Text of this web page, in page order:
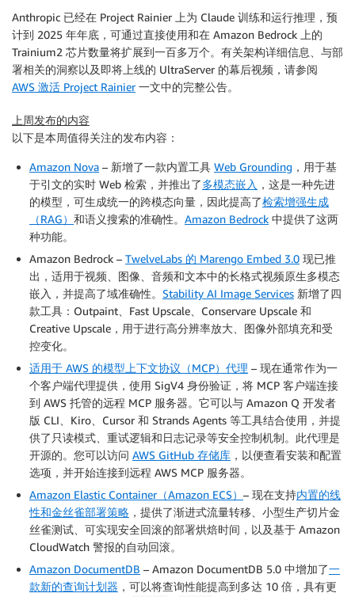
Anthropic 已经在 Project Rainier 上为 Claude 训练和运行推理，预
计到 2025 年年底，可通过直接使用和在 Amazon Bedrock 上的
Trainium2 芯片数量将扩展到一百多万个。有关架构详细信息、与部
署相关的洞察以及即将上线的 UltraServer 的幕后视频，请参阅
AWS 激活 Project Rainier一文中的完整公告。
上周发布的内容
以下是本周值得关注的发布内容：
Amazon Nova – 新增了一款内置工具 Web Grounding ，用于基
于引文的实时 Web 检索，并推出了多模态嵌入 ，这是一种先进
的模型，可生成统一的跨模态向量，因此提高了检索增强生成
（RAG） 和语义搜索的准确性。 Amazon Bedrock 中提供了这两
种功能。
Amazon Bedrock – TwelveLabs 的 Marengo Embed 3.0 现已推
出，适用于视频、图像、音频和文本中的长格式视频原生多模态
嵌入，并提高了域准确性。 Stability AI Image Services 新增了四
款工具：Outpaint、Fast Upscale、Conservare Upscale 和
Creative Upscale，用于进行高分辨率放大、图像外部填充和受
控变化。
适用于 AWS 的模型上下文协议（MCP）代理 – 现在通常作为一
个客户端代理提供，使用 SigV4 身份验证，将 MCP 客户端连接
到 AWS 托管的远程 MCP 服务器。它可以与 Amazon Q 开发者
版 CLI、Kiro、Cursor 和 Strands Agents 等工具结合使用，并提
供了只读模式、重试逻辑和日志记录等安全控制机制。此代理是
开源的。您可以访问 AWS GitHub 存储库 ，以便查看安装和配置
选项，并开始连接到远程 AWS MCP 服务器。
Amazon Elastic Container（Amazon ECS） – 现在支持内置的线
性和金丝雀部署策略 ，提供了渐进式流量转移、小型生产切片金
丝雀测试、可实现安全回滚的部署烘焙时间，以及基于 Amazon
CloudWatch 警报的自动回滚。
Amazon DocumentDB – Amazon DocumentDB 5.0 中增加了一
款新的查询计划器 ，可以将查询性能提高到多达 10 倍，具有更